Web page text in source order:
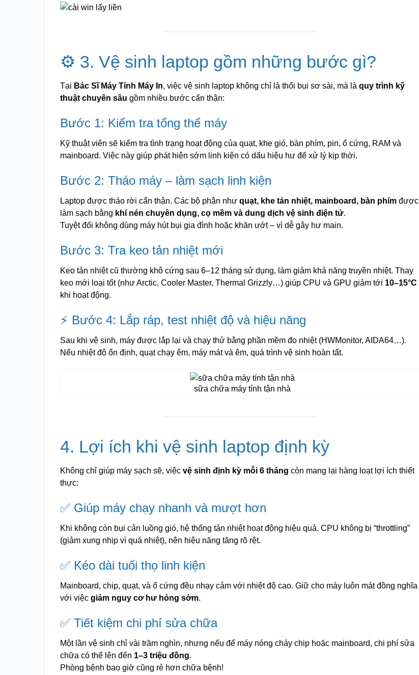
⚙️ 3. Vệ sinh laptop gồm những bước gì?
Tại Bác Sĩ Máy Tính Máy In, việc vệ sinh laptop không chỉ là thổi bụi sơ sài, mà là quy trình kỹ
thuật chuyên sâu gồm nhiều bước cẩn thận:
Bước 1: Kiểm tra tổng thể máy
Kỹ thuật viên sẽ kiểm tra tình trạng hoạt động của quạt, khe gió, bàn phím, pin, ổ cứng, RAM và
mainboard. Việc này giúp phát hiện sớm linh kiện có dấu hiệu hư để xử lý kịp thời.
Bước 2: Tháo máy – làm sạch linh kiện
Laptop được tháo rời cẩn thận. Các bộ phận như quạt, khe tản nhiệt, mainboard, bàn phím được
làm sạch bằng khí nén chuyên dụng, cọ mềm và dung dịch vệ sinh điện tử.
Tuyệt đối không dùng máy hút bụi gia đình hoặc khăn ướt – vì dễ gây hư main.
Bước 3: Tra keo tản nhiệt mới
Keo tản nhiệt cũ thường khô cứng sau 6–12 tháng sử dụng, làm giảm khả năng truyền nhiệt. Thay
keo mới loại tốt (như Arctic, Cooler Master, Thermal Grizzly…) giúp CPU và GPU giảm tới 10–15°C
khi hoạt động.
⚡ Bước 4: Lắp ráp, test nhiệt độ và hiệu năng
Sau khi vệ sinh, máy được lắp lại và chạy thử bằng phần mềm đo nhiệt (HWMonitor, AIDA64…).
Nếu nhiệt độ ổn định, quạt chạy êm, máy mát và êm, quá trình vệ sinh hoàn tất.
sữa chữa máy tính tận nhà
4. Lợi ích khi vệ sinh laptop định kỳ
Không chỉ giúp máy sạch sẽ, việc vệ sinh định kỳ mỗi 6 tháng còn mang lại hàng loạt lợi ích thiết
thực:
✅ Giúp máy chạy nhanh và mượt hơn
Khi không còn bụi cản luồng gió, hệ thống tản nhiệt hoạt động hiệu quả. CPU không bị “throttling”
(giảm xung nhịp vì quá nhiệt), nên hiệu năng tăng rõ rệt.
✅ Kéo dài tuổi thọ linh kiện
Mainboard, chip, quạt, và ổ cứng đều nhạy cảm với nhiệt độ cao. Giữ cho máy luôn mát đồng nghĩa
với việc giảm nguy cơ hư hỏng sớm.
✅ Tiết kiệm chi phí sửa chữa
Một lần vệ sinh chỉ vài trăm nghìn, nhưng nếu để máy nóng cháy chip hoặc mainboard, chi phí sửa
chữa có thể lên đến 1–3 triệu đồng.
Phòng bệnh bao giờ cũng rẻ hơn chữa bệnh!